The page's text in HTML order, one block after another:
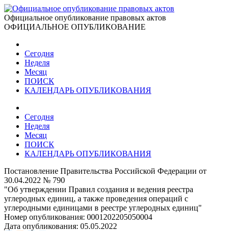
Официальное опубликование правовых актов
ОФИЦИАЛЬНОЕ ОПУБЛИКОВАНИЕ
Сегодня
Неделя
Месяц
ПОИСК
КАЛЕНДАРЬ ОПУБЛИКОВАНИЯ
Сегодня
Неделя
Месяц
ПОИСК
КАЛЕНДАРЬ ОПУБЛИКОВАНИЯ
Постановление Правительства Российской Федерации от
30.04.2022 № 790
"Об утверждении Правил создания и ведения реестра
углеродных единиц, а также проведения операций с
углеродными единицами в реестре углеродных единиц"
Номер опубликования: 0001202205050004
Дата опубликования: 05.05.2022